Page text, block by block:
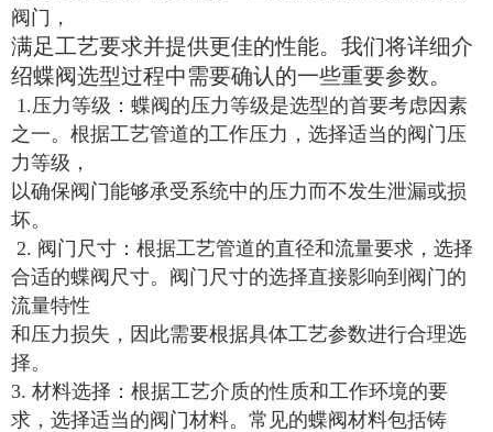
阀门，
满足工艺要求并提供更佳的性能。我们将详细介
绍蝶阀选型过程中需要确认的一些重要参数。
1.压力等级：蝶阀的压力等级是选型的首要考虑因素
之一。根据工艺管道的工作压力，选择适当的阀门压
力等级，
以确保阀门能够承受系统中的压力而不发生泄漏或损
坏。
2. 阀门尺寸：根据工艺管道的直径和流量要求，选择
合适的蝶阀尺寸。阀门尺寸的选择直接影响到阀门的
流量特性
和压力损失，因此需要根据具体工艺参数进行合理选
择。
3. 材料选择：根据工艺介质的性质和工作环境的要
求，选择适当的阀门材料。常见的蝶阀材料包括铸